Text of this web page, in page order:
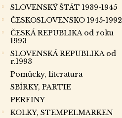
SLOVENSKÝ ŠTÁT 1939-1945
ČESKOSLOVENSKO 1945-1992
ČESKÁ REPUBLIKA od roku
1993
SLOVENSKÁ REPUBLIKA od
r.1993
Pomůcky, literatura
SBÍRKY, PARTIE
PERFINY
KOLKY, STEMPELMARKEN